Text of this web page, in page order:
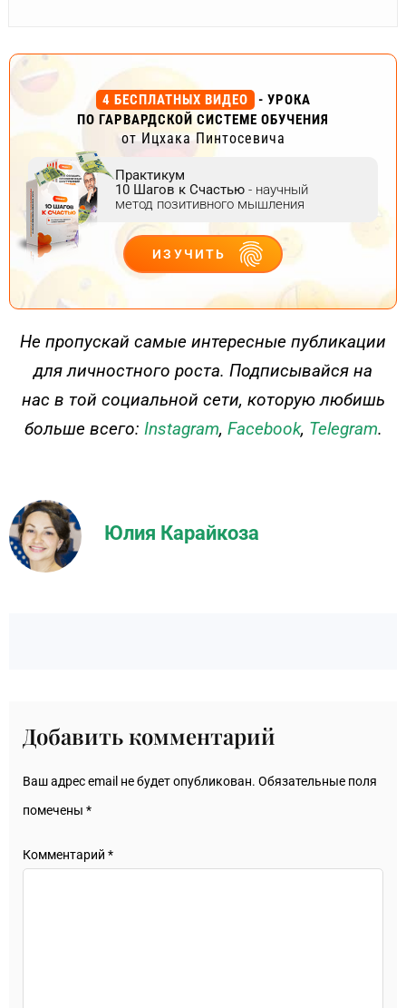
4 БЕСПЛАТНЫХ ВИДЕО
- УРОКА
ПО ГАРВАРДСКОЙ СИСТЕМЕ ОБУЧЕНИЯ
от Ицхака Пинтосевича
Практикум
10 Шагов к Счастью - научный
метод позитивного мышления
ИЗУЧИТЬ
ДЕЙСТВУЙ
Не пропускай самые интересные публикации
для личностного роста. Подписывайся на
нас в той социальной сети, которую любишь
больше всего: Instagram, Facebook, Telegram.
Юлия Карайкоза
Добавить комментарий
Ваш адрес email не будет опубликован. Обязательные поля
помечены *
Комментарий *